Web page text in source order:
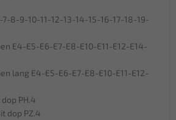
8-9-10-11-12-13-14-15-16-17-18-19-
E4-E5-E6-E7-E8-E10-E11-E12-E14-
lang E4-E5-E6-E7-E8-E10-E11-E12-
PH.4
dop PZ.4